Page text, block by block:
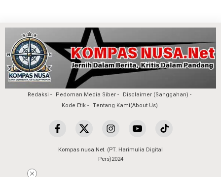
Redaksi Pedoman Media Siber
Disclaimer (Sanggahan)
Kode Etik
Tentang Kami(About Us)
Kompas nusa.Net. (PT. Harimulia Digital
Pers)2024